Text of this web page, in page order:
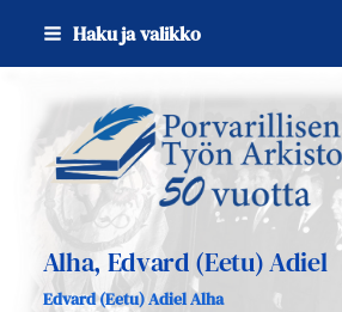
Siirry
sivun
sisältöön
Haku ja valikko
Sivuston
Alha, Edvard (Eetu) Adiel
Edvard (Eetu) Adiel Alha